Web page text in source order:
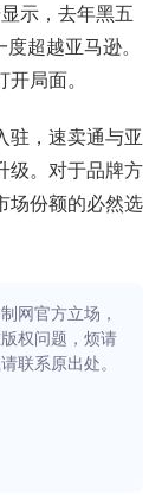
示，去年黑五
超越亚马逊。
局面。
驻，速卖通与亚
级。对于品牌方
场份额的必然选
网官方立场，
权问题，烦请
联系原出处。